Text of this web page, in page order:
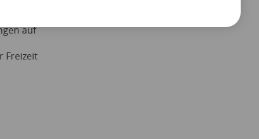
auf
Freizeit